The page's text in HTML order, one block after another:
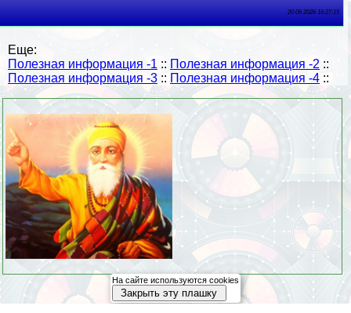
20 06 2026 16:27:15
Еще:
Полезная информация -1 :: Полезная информация -2 ::
Полезная информация -3 :: Полезная информация -4 ::
На сайте используются cookies
Закрыть эту плашку